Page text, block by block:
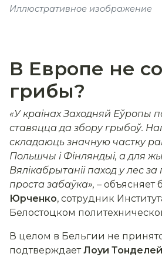
Иллюстративное изображение
В Европе не
грибы?
«У краінах Заходняй Еўропы
ставяцца да збору грыбоў.
складаюць значную частку
Польшчы і Фінляндыі, а для
Вялікабрытаніі паход у лес
проста забаўка», – объясняет
Юрченко, сотрудник
Белостоцком
В целом в Бельгии не
подтверждаетЛоуи